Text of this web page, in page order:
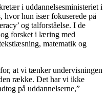
i uddannelsesministeriet i
hvor hun især fokuserede på
og talforståelse. I de
forsket i læring med
matematik og
at vi tænker undervisningen
række. Det har vi ikke
på uddannelserne,”